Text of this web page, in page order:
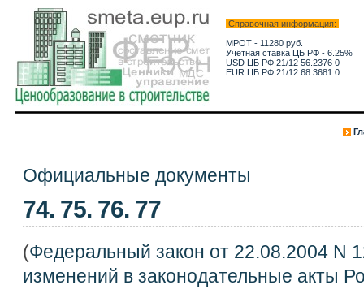
Справочная информация:
МРОТ - 11280 руб.
Учетная ставка ЦБ РФ - 6.25%
USD ЦБ РФ 21/12 56.2376 0
EUR ЦБ РФ 21/12 68.3681 0
Официальные документы
74. 75. 76. 77
(Федеральный закон от 22.08.2004 N
изменений в законодательные акты